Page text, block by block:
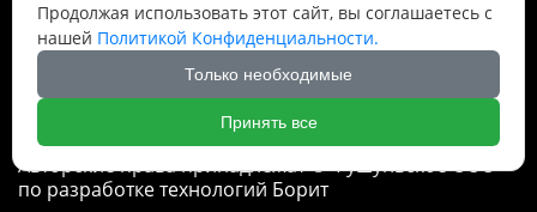
 Cnbrtsummer@gmail.com
+8613841389007
Авторские права принадлежат © Фушуньское ООО
по разработке технологий Борит
Продолжая использовать этот сайт, вы соглашаетесь с
нашей Политикой Конфиденциальности.
Только необходимые
Принять все